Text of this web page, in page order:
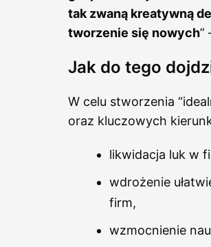
tak zwaną kreatywną
tworzenie się nowych”
Jak do tego
W celu stworzenia
oraz kluczowych
likwidacja luk w
wdrożenie
firm,
wzmocnienie